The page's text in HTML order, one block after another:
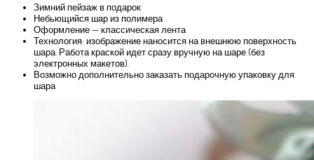
Зимний пейзаж в подарок
Небьющийся шар из полимера
Оформление — классическая лента
Технология: изображение наносится на внешнюю поверхность
шара. Работа краской идет сразу вручную на шаре (без
электронных макетов).
Возможно дополнительно заказать подарочную упаковку для
шара